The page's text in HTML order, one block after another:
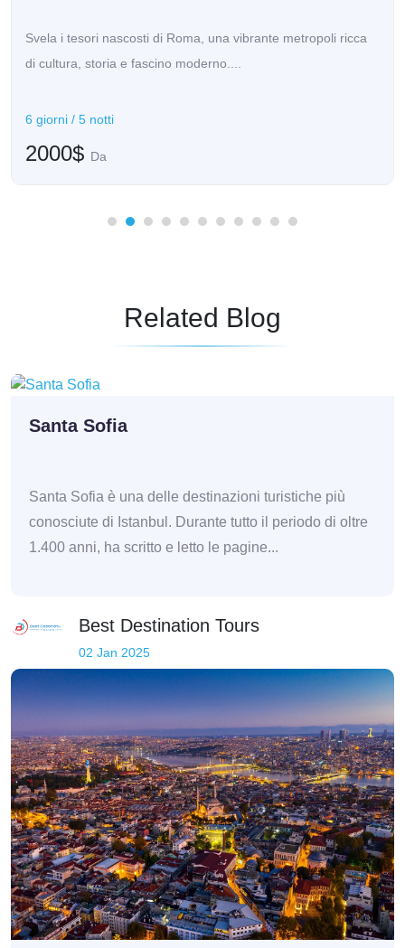
Svela i tesori nascosti di Roma, una vibrante metropoli ricca
di cultura, storia e fascino moderno....
6 giorni / 5 notti
2000$ Da
Related Blog
Santa Sofia
Santa Sofia è una delle destinazioni turistiche più
conosciute di Istanbul. Durante tutto il periodo di oltre
1.400 anni, ha scritto e letto le pagine...
Best Destination Tours
02 Jan 2025